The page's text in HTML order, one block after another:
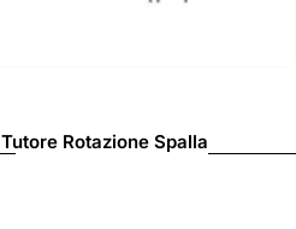
Tutore Rotazione Spalla